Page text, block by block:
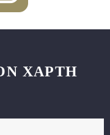
ΧΆΡΤΗ